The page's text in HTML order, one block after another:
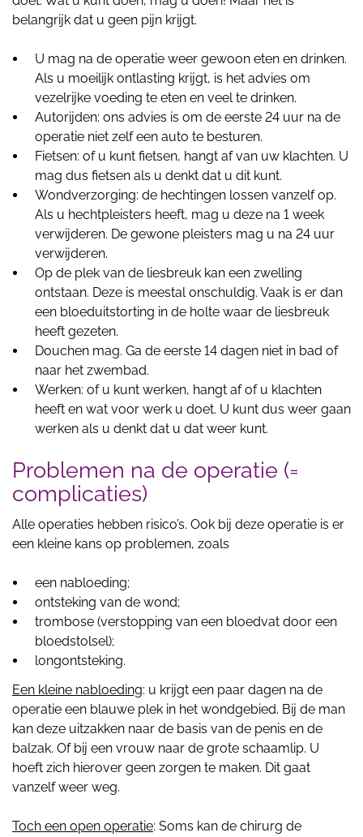
belangrijk dat u geen pijn krijgt.
U mag na de operatie weer gewoon eten en drinken.
Als u moeilijk ontlasting krijgt, is het advies om
vezelrijke voeding te eten en veel te drinken.
Autorijden: ons advies is om de eerste 24 uur na de
operatie niet zelf een auto te besturen.
Fietsen: of u kunt fietsen, hangt af van uw klachten. U
mag dus fietsen als u denkt dat u dit kunt.
Wondverzorging: de hechtingen lossen vanzelf op.
Als u hechtpleisters heeft, mag u deze na 1 week
verwijderen. De gewone pleisters mag u na 24 uur
verwijderen.
Op de plek van de liesbreuk kan een zwelling
ontstaan. Deze is meestal onschuldig. Vaak is er dan
een bloeduitstorting in de holte waar de liesbreuk
heeft gezeten.
Douchen mag. Ga de eerste 14 dagen niet in bad of
naar het zwembad.
Werken: of u kunt werken, hangt af of u klachten
heeft en wat voor werk u doet. U kunt dus weer gaan
werken als u denkt dat u dat weer kunt.
Problemen na de operatie (=
complicaties)
Alle operaties hebben risico’s. Ook bij deze operatie is er
een kleine kans op problemen, zoals
een nabloeding;
ontsteking van de wond;
trombose (verstopping van een bloedvat door een
bloedstolsel);
longontsteking.
Een kleine nabloeding: u krijgt een paar dagen na de
operatie een blauwe plek in het wondgebied. Bij de man
kan deze uitzakken naar de basis van de penis en de
balzak. Of bij een vrouw naar de grote schaamlip. U
hoeft zich hierover geen zorgen te maken. Dit gaat
vanzelf weer weg.
Toch een open operatie: Soms kan de chirurg de